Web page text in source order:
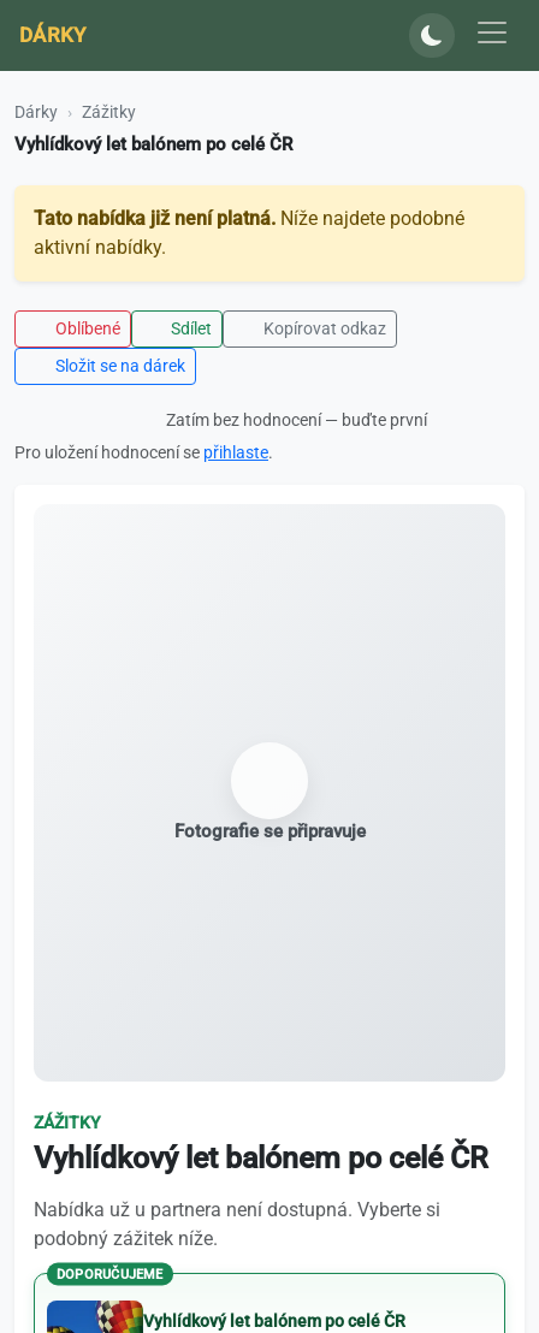
DÁRKY
Dárky Zážitky
Vyhlídkový let balónem po celé ČR
Tato nabídka již není platná. Níže najdete podobné
aktivní nabídky.
Oblíbené Sdílet
Kopírovat odkaz
Složit se na dárek
Zatím bez hodnocení — buďte první
Pro uložení hodnocení se přihlaste.
Fotografie se připravuje
ZÁŽITKY
Vyhlídkový let balónem po celé ČR
Nabídka už u partnera není dostupná. Vyberte si
podobný zážitek níže.
DOPORUČUJEME
Vyhlídkový let balónem po celé ČR